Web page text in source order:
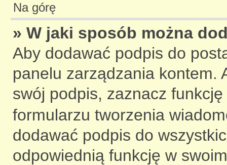
Na górę
» W jaki sposób można
Aby dodawać podpis do
panelu zarządzania kontem.
swój podpis, zaznacz funkcję
formularzu tworzenia
dodawać podpis do
odpowiednią funkcję w